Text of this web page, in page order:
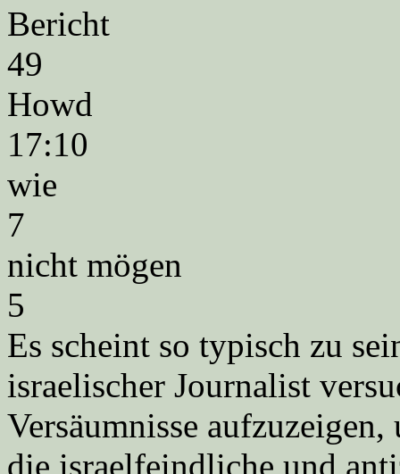
Bericht
49
Howd
17:10
wie
7
nicht mögen
5
Es scheint so typisch zu
israelischer Journalist
Versäumnisse
die israelfeindliche und